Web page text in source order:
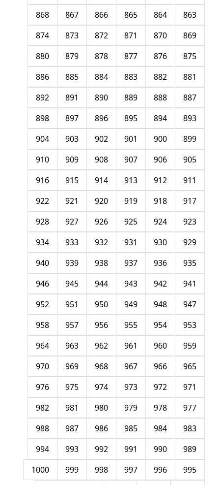
863
864
865
866
867
868
869
870
871
872
873
874
875
876
877
878
879
880
881
882
883
884
885
886
887
888
889
890
891
892
893
894
895
896
897
898
899
900
901
902
903
904
905
906
907
908
909
910
911
912
913
914
915
916
917
918
919
920
921
922
923
924
925
926
927
928
929
930
931
932
933
934
935
936
937
938
939
940
941
942
943
944
945
946
947
948
949
950
951
952
953
954
955
956
957
958
959
960
961
962
963
964
965
966
967
968
969
970
971
972
973
974
975
976
977
978
979
980
981
982
983
984
985
986
987
988
989
990
991
992
993
994
995
996
997
998
999
1000